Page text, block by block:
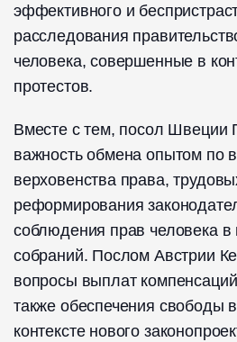
эффективного и
расследования
человека, совершенные в
протестов.
Вместе с тем, посол Швеции
важность обмена опытом по
верховенства права,
реформирования
соблюдения прав человека
собраний. Послом Австрии
вопросы выплат
также обеспечения свободы
контексте нового